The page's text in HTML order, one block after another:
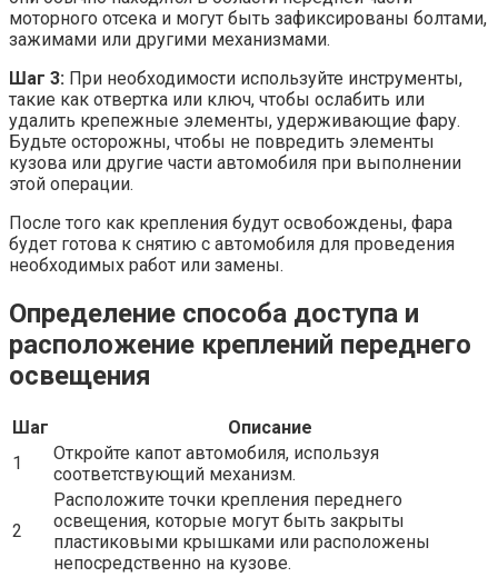
моторного отсека и могут быть зафиксированы болтами,
зажимами или другими механизмами.
Шаг 3: При необходимости используйте инструменты,
такие как отвертка или ключ, чтобы ослабить или
удалить крепежные элементы, удерживающие фару.
Будьте осторожны, чтобы не повредить элементы
кузова или другие части автомобиля при выполнении
этой операции.
После того как крепления будут освобождены, фара
будет готова к снятию с автомобиля для проведения
необходимых работ или замены.
Определение способа доступа и
расположение креплений переднего
освещения
Шаг
Описание
1
Откройте капот автомобиля, используя
соответствующий механизм.
2
Расположите точки крепления переднего
освещения, которые могут быть закрыты
пластиковыми крышками или расположены
непосредственно на кузове.